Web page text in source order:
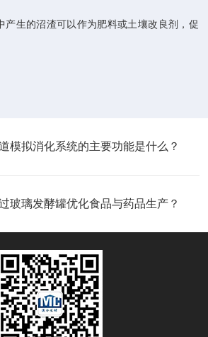
生的沼渣可以作为肥料或土壤改良剂，促
模拟消化系统的主要功能是什么？
玻璃发酵罐优化食品与药品生产？